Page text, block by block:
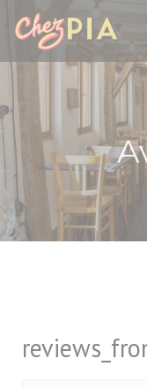
Painel de